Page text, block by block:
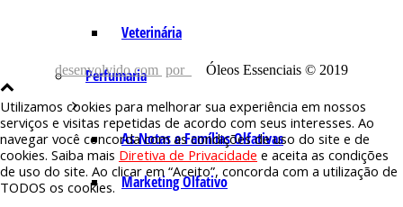
Veterinária
Perfumaria
As Notas e Famílias Olfativas
Marketing Olfativo
desenvolvido com por Óleos Essenciais © 2019
Utilizamos cookies para melhorar sua experiência em nossos
serviços e visitas repetidas de acordo com seus interesses. Ao
navegar você concorda com as condições de uso do site e de
cookies. Saiba mais Diretiva de Privacidade e aceita as condições
de uso do site. Ao clicar em “Aceito”, concorda com a utilização de
TODOS os cookies.